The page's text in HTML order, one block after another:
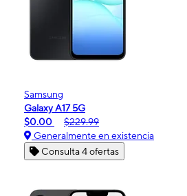
Samsung
Galaxy A17 5G
$0.00
$229.99
Generalmente en existencia
Consulta 4 ofertas